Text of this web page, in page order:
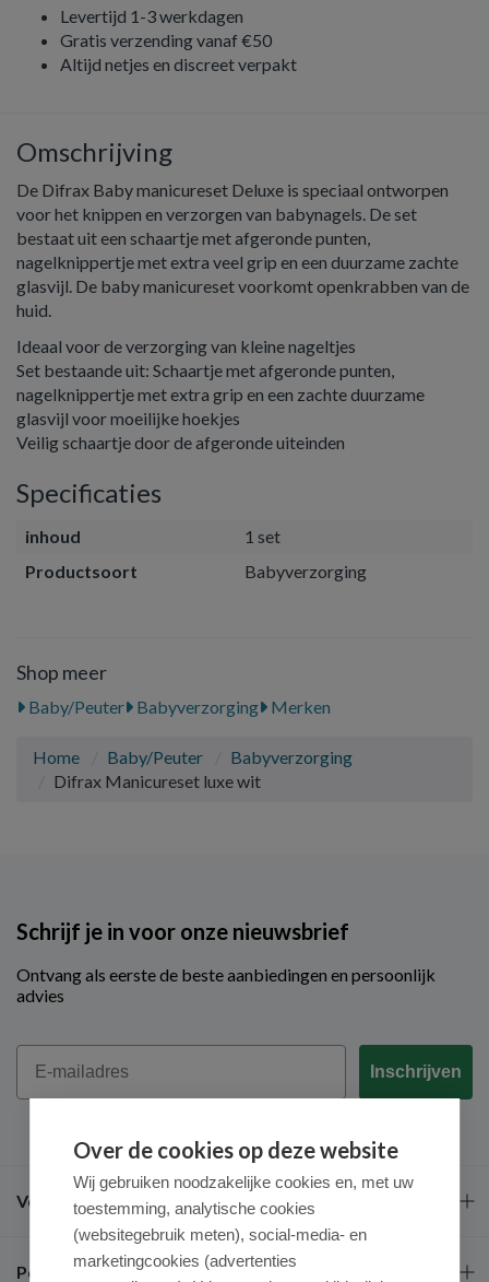
Levertijd 1-3 werkdagen
Gratis verzending vanaf €50
Altijd netjes en discreet verpakt
Omschrijving
De Difrax Baby manicureset Deluxe is speciaal ontworpen
voor het knippen en verzorgen van babynagels. De set
bestaat uit een schaartje met afgeronde punten,
nagelknippertje met extra veel grip en een duurzame zachte
glasvijl. De baby manicureset voorkomt openkrabben van de
huid.
Ideaal voor de verzorging van kleine nageltjes
Set bestaande uit: Schaartje met afgeronde punten,
nagelknippertje met extra grip en een zachte duurzame
glasvijl voor moeilijke hoekjes
Veilig schaartje door de afgeronde uiteinden
Specificaties
inhoud
1 set
Productsoort
Babyverzorging
Shop meer
Baby/Peuter Babyverzorging Merken
Home Baby/Peuter
Babyverzorging
Difrax Manicureset luxe wit
Schrijf je in voor onze nieuwsbrief
Ontvang als eerste de beste aanbiedingen en persoonlijk
advies
Email
Inschrijven
Veel gestelde vragen
Populaire merken
Over de cookies op deze website
Wij gebruiken noodzakelijke cookies en, met uw
toestemming, analytische cookies
(websitegebruik meten), social-media- en
marketingcookies (advertenties